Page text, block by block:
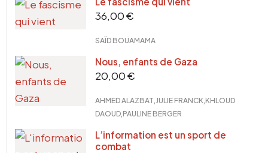
36,00€
SAÏD BOUAMAMA
Nous, enfants de Gaza
20,00€
AHMED ALAZBAT JULIE FRANCK KHLOUD
DAOUD PAULINE BERGER
L’information est un sport de
combat